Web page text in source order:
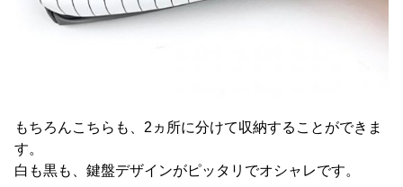
もちろんこちらも、2ヵ所に分けて収納することができま
す。
白も黒も、鍵盤デザインがピッタリでオシャレです。